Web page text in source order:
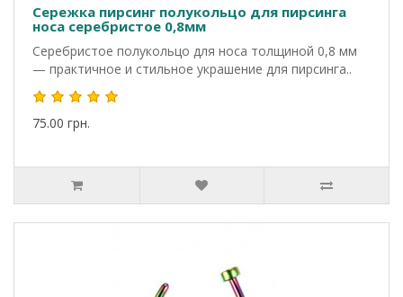
Сережка пирсинг полукольцо для пирсинга
носа серебристое 0,8мм
Серебристое полукольцо для носа толщиной 0,8 мм
— практичное и стильное украшение для пирсинга..
75.00 грн.